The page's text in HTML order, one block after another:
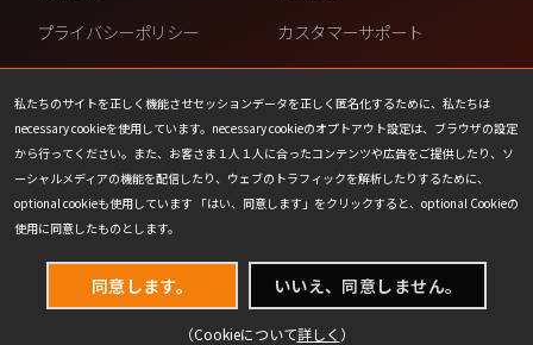
私たちのサイトを正しく機能させセッションデータを正しく匿名化するために、私たちは
necessary cookieを使用しています。necessary cookieのオプトアウト設定は、ブラウザの設定
から行ってください。また、お客さま１人１人に合ったコンテンツや広告をご提供したり、ソ
ーシャルメディアの機能を配信したり、ウェブのトラフィックを解析したりするために、
optional cookieも使用しています 「はい、同意します」をクリックすると、optional Cookieの
使用に同意したものとします。
同意します。 いいえ、同意しません。
（Cookieについて詳しく ）
プライバシーポリシー
カスタマーサポート
ファンコンテンツ・ポリシー
個人情報の販売や共有を許可し
ない
COOKIE
プレスリリース
会社情報
お問い合わせ